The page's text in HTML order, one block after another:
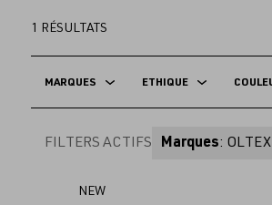
1 RÉSULTATS
MARQUES ETHIQUE
FILTERS ACTIFS Marques: OLTEX
NEW